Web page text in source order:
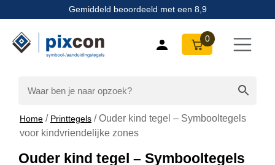
Gemiddeld beoordeeld met een 8,9
0
Home / Printtegels / Ouder kind tegel – Symbooltegels
voor kindvriendelijke zones
Ouder kind tegel – Symbooltegels